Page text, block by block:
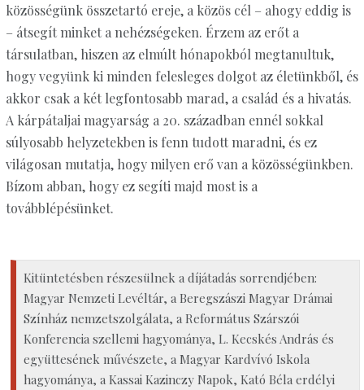
közösségünk összetartó ereje, a közös cél – ahogy eddig is
– átsegít minket a nehézségeken. Érzem az erőt a
társulatban, hiszen az elmúlt hónapokból megtanultuk,
hogy vegyünk ki minden felesleges dolgot az életünkből, és
akkor csak a két legfontosabb marad, a család és a hivatás.
A kárpátaljai magyarság a 20. században ennél sokkal
súlyosabb helyzetekben is fenn tudott maradni, és ez
világosan mutatja, hogy milyen erő van a közösségünkben.
Bízom abban, hogy ez segíti majd most is a
továbblépésünket.
Kitüntetésben részesülnek a díjátadás sorrendjében:
Magyar Nemzeti Levéltár, a Beregszászi Magyar Drámai
Színház nemzetszolgálata, a Református Szárszói
Konferencia szellemi hagyománya, L. Kecskés András és
együttesének művészete, a Magyar Kardvívó Iskola
hagyománya, a Kassai Kazinczy Napok, Kató Béla erdélyi